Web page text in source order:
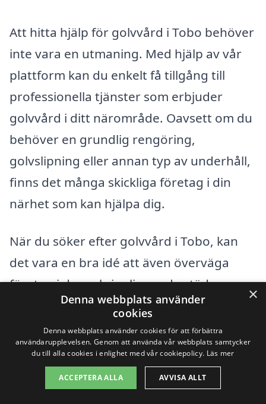
Att hitta hjälp för golvvård i Tobo behöver
inte vara en utmaning. Med hjälp av vår
plattform kan du enkelt få tillgång till
professionella tjänster som erbjuder
golvvård i ditt närområde. Oavsett om du
behöver en grundlig rengöring,
golvslipning eller annan typ av underhåll,
finns det många skickliga företag i din
närhet som kan hjälpa dig.
När du söker efter golvvård i Tobo, kan
det vara en bra idé att även överväga
företag i de omkringliggande städerna.
Här är några exempel på städer som du
kan titta på:
Tierp
Älvkarleby
×
Denna webbplats använder
cookies
Denna webbplats använder cookies för att förbättra
användarupplevelsen. Genom att använda vår webbplats samtycker
du till alla cookies i enlighet med vår cookiepolicy. Läs mer
ACCEPTERA ALLA AVVISA ALLT